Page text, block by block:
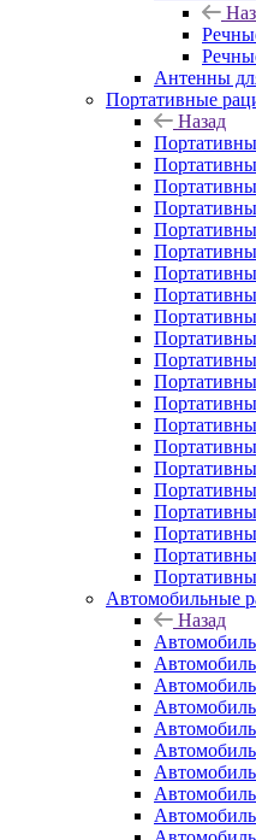
Антенны
Портативные
Назад
Автомобильные
Назад